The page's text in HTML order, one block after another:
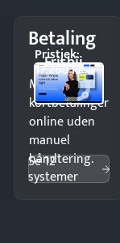
Betaling
Frisbii
Pristjek:
17.268 kr
Modtag
kortbetalinger
online uden
manuel
håndtering.
Se 12
systemer